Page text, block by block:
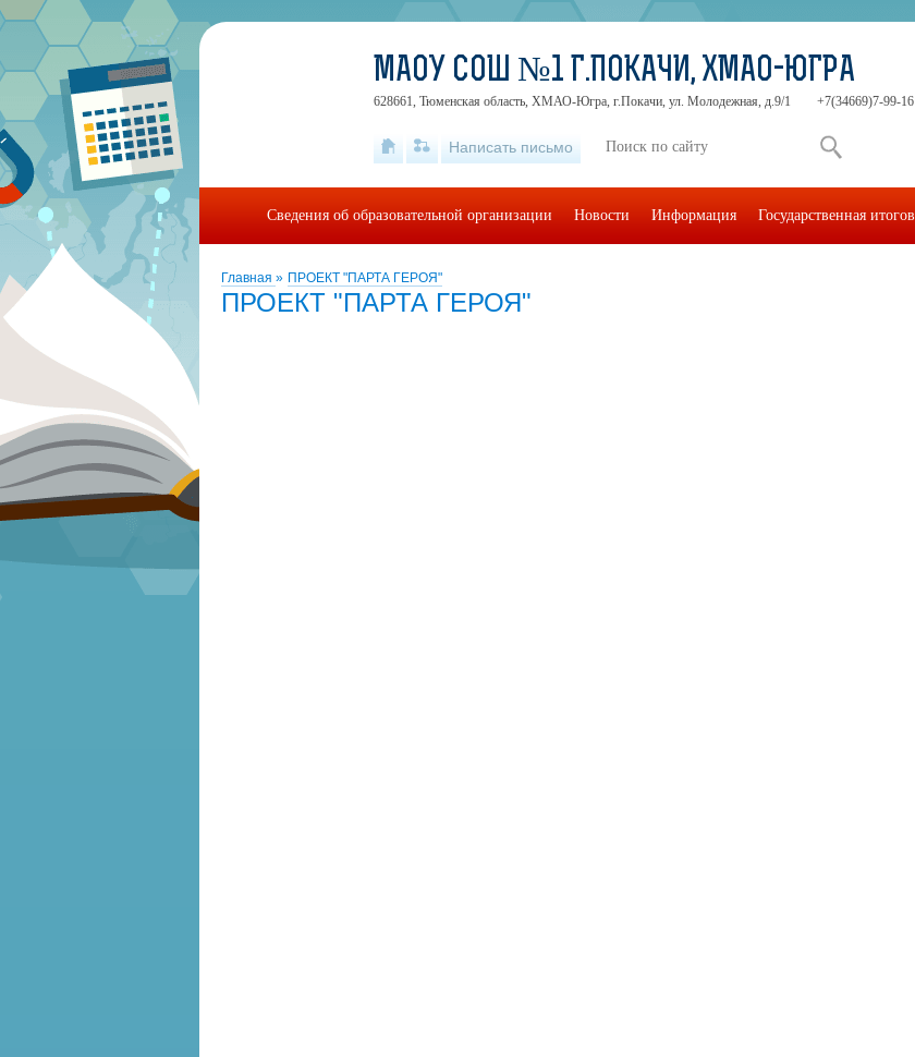
Главная » ПРОЕКТ "ПАРТА ГЕРОЯ"
ПРОЕКТ "ПАРТА ГЕРОЯ"
МАОУ СОШ №1 Г.ПОКАЧИ, ХМАО-ЮГРА
628661, Тюменская область, ХМАО-Югра, г.Покачи, ул. Молодежная, д.9/1 +7(34669)7-99-16
Написать письмо
Сведения об образовательной организации Новости Информация Государственная